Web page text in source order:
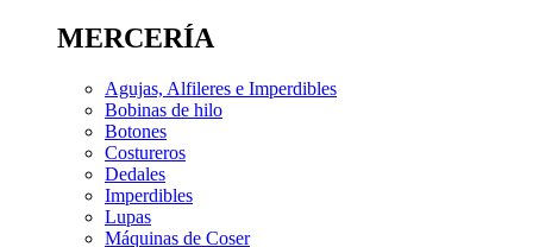
MERCERÍA
Agujas, Alfileres e Imperdibles
Bobinas de hilo
Botones
Costureros
Dedales
Imperdibles
Lupas
Máquinas de Coser